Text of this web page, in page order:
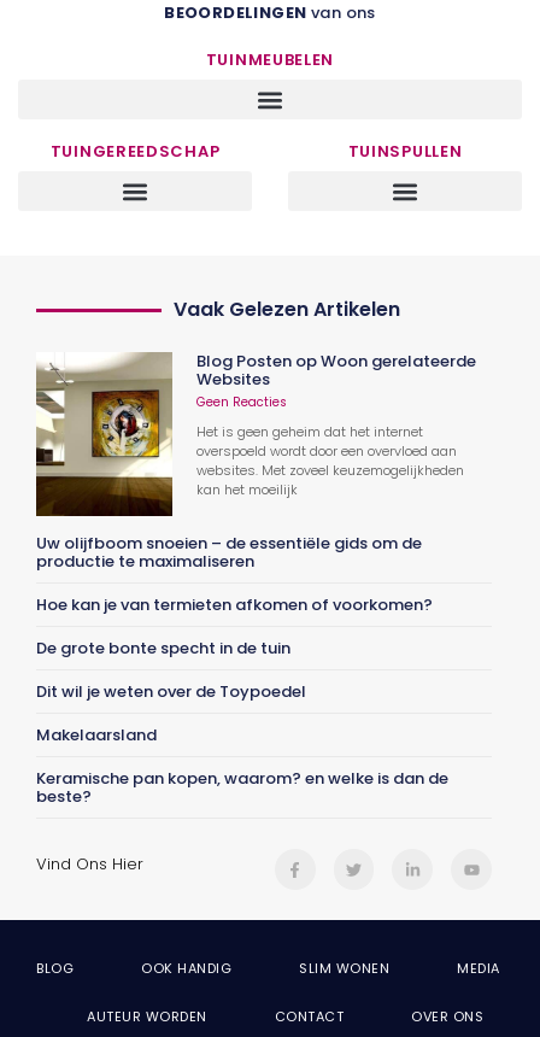
BEOORDELINGEN van ons
TUINMEUBELEN
TUINGEREEDSCHAP TUINSPULLEN
Vaak Gelezen Artikelen
Blog Posten op Woon gerelateerde
Websites
Geen Reacties
Het is geen geheim dat het internet
overspoeld wordt door een overvloed aan
websites. Met zoveel keuzemogelijkheden
kan het moeilijk
Uw olijfboom snoeien – de essentiële gids om de
productie te maximaliseren
Hoe kan je van termieten afkomen of voorkomen?
De grote bonte specht in de tuin
Dit wil je weten over de Toypoedel
Makelaarsland
Keramische pan kopen, waarom? en welke is dan de
beste?
Vind Ons Hier
BLOG OOK HANDIG SLIM WONEN MEDIA
AUTEUR WORDEN CONTACT OVER ONS